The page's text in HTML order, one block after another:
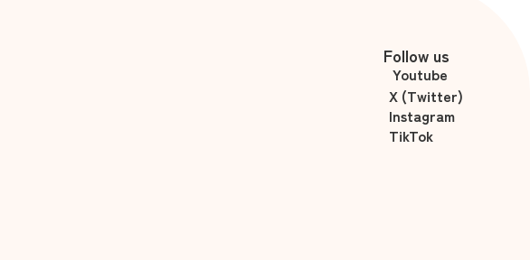
Follow us
Youtube
X (Twitter)
Instagram
TikTok